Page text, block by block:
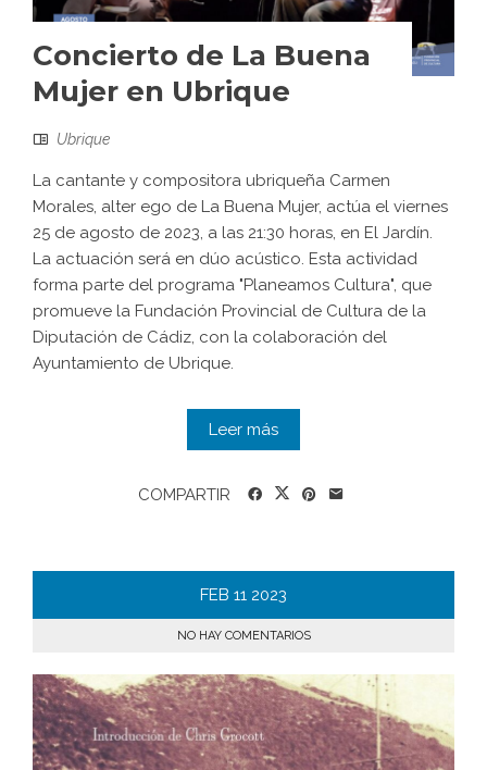
Concierto de La Buena
Mujer en Ubrique
Ubrique
La cantante y compositora ubriqueña Carmen
Morales, alter ego de La Buena Mujer, actúa el viernes
25 de agosto de 2023, a las 21:30 horas, en El Jardín.
La actuación será en dúo acústico. Esta actividad
forma parte del programa "Planeamos Cultura", que
promueve la Fundación Provincial de Cultura de la
Diputación de Cádiz, con la colaboración del
Ayuntamiento de Ubrique.
Leer más
COMPARTIR
FEB 11 2023
NO HAY COMENTARIOS